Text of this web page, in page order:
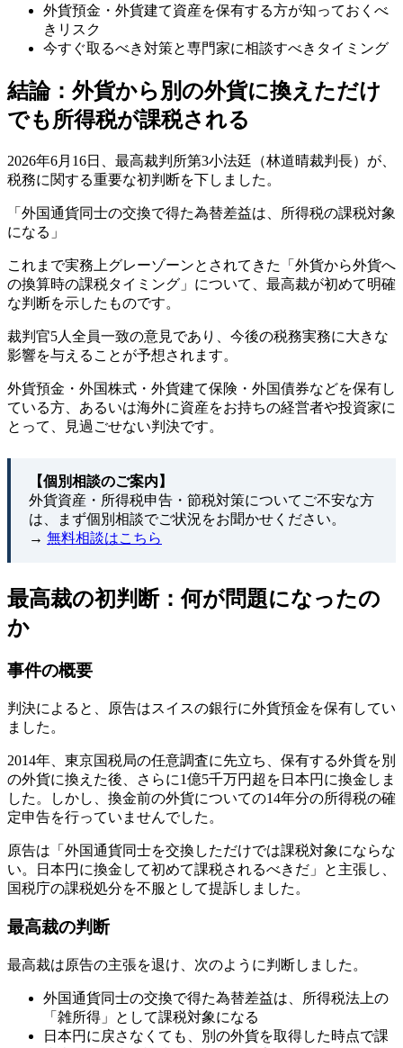
外貨預金・外貨建て資産を保有する方が知っておくべ
きリスク
今すぐ取るべき対策と専門家に相談すべきタイミング
結論：外貨から別の外貨に換えただけ
でも所得税が課税される
2026年6月16日、最高裁判所第3小法廷（林道晴裁判長）が、
税務に関する重要な初判断を下しました。
「外国通貨同士の交換で得た為替差益は、所得税の課税対象
になる」
これまで実務上グレーゾーンとされてきた「外貨から外貨へ
の換算時の課税タイミング」について、最高裁が初めて明確
な判断を示したものです。
裁判官5人全員一致の意見であり、今後の税務実務に大きな
影響を与えることが予想されます。
外貨預金・外国株式・外貨建て保険・外国債券などを保有し
ている方、あるいは海外に資産をお持ちの経営者や投資家に
とって、見過ごせない判決です。
【個別相談のご案内】
外貨資産・所得税申告・節税対策についてご不安な方
は、まず個別相談でご状況をお聞かせください。
→ 無料相談はこちら
最高裁の初判断：何が問題になったの
か
事件の概要
判決によると、原告はスイスの銀行に外貨預金を保有してい
ました。
2014年、東京国税局の任意調査に先立ち、保有する外貨を別
の外貨に換えた後、さらに1億5千万円超を日本円に換金しま
した。しかし、換金前の外貨についての14年分の所得税の確
定申告を行っていませんでした。
原告は「外国通貨同士を交換しただけでは課税対象にならな
い。日本円に換金して初めて課税されるべきだ」と主張し、
国税庁の課税処分を不服として提訴しました。
最高裁の判断
最高裁は原告の主張を退け、次のように判断しました。
外国通貨同士の交換で得た為替差益は、所得税法上の
「雑所得」として課税対象になる
日本円に戻さなくても、別の外貨を取得した時点で課